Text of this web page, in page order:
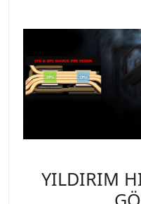
YILDIRIM